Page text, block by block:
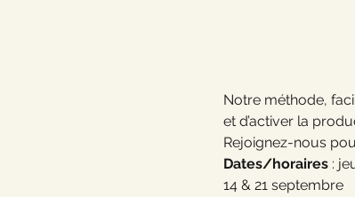
Notre méthode,
et d’activer la
Rejoignez-nous
Dates/horaires :
14 & 21 septembre